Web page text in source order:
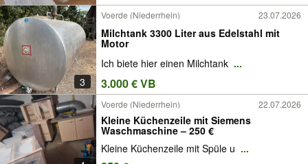
3
Voerde (Niederrhein) 23.07.2026
Milchtank 3300 Liter aus Edelstahl mit
Motor
Ich biete hier einen Milchtank ...
3.000 € VB
Voerde (Niederrhein) 22.07.2026
Kleine Küchenzeile mit Siemens
Waschmaschine – 250 €
Kleine Küchenzeile mit Spüle u ...